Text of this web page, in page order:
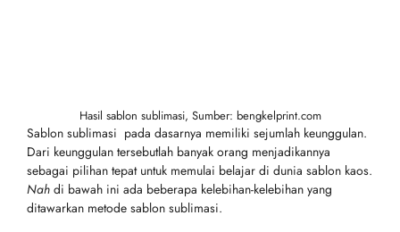
Hasil sablon sublimasi, Sumber: bengkelprint.com
Sablon sublimasi pada dasarnya memiliki sejumlah keunggulan.
Dari keunggulan tersebutlah banyak orang menjadikannya
sebagai pilihan tepat untuk memulai belajar di dunia sablon kaos.
Nah di bawah ini ada beberapa kelebihan-kelebihan yang
ditawarkan metode sablon sublimasi.